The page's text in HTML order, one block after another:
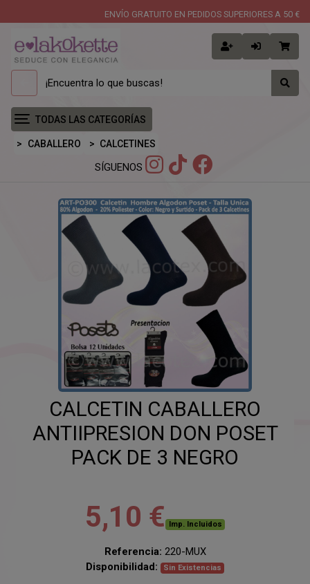
ENVÍO GRATUITO EN PEDIDOS SUPERIORES A 50 €
TODAS LAS CATEGORÍAS
CABALLERO CALCETINES
SÍGUENOS
CALCETIN CABALLERO
ANTIIPRESION DON POSET
PACK DE 3 NEGRO
5,10 € Imp. Incluidos
Referencia: 220-MUX
Disponibilidad:
Sin Existencias